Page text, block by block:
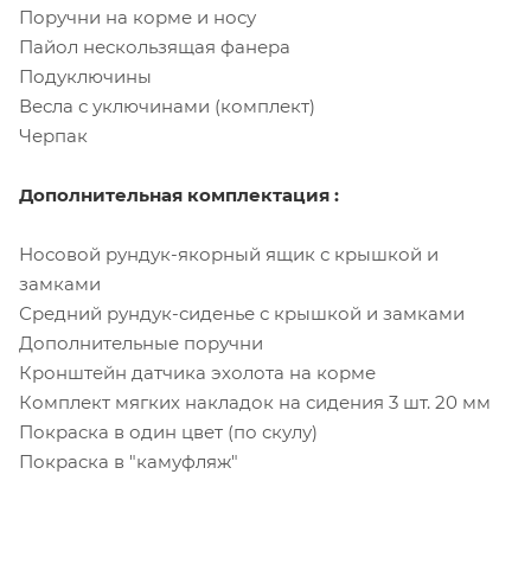
Поручни на корме и носу
Пайол нескользящая фанера
Подуключины
Весла с уключинами (комплект)
Черпак
Дополнительная комплектация :
Носовой рундук-якорный ящик с крышкой и
замками
Средний рундук-сиденье с крышкой и замками
Дополнительные поручни
Кронштейн датчика эхолота на корме
Комплект мягких накладок на сидения 3 шт. 20 мм
Покраска в один цвет (по скулу)
Покраска в "камуфляж"